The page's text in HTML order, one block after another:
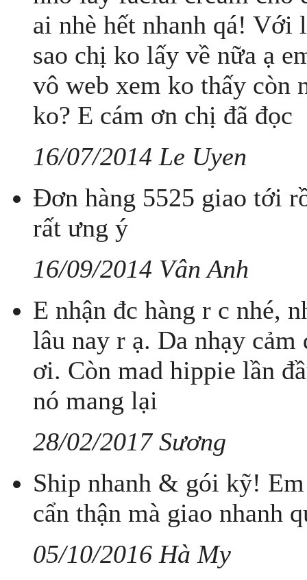
ai nhè hết nhanh qá! Với
sao chị ko lấy về nữa ạ
vô web xem ko thấy còn
ko? E cám ơn chị đã đọc
16/07/2014 Le Uyen
Đơn hàng 5525 giao tới
rất ưng ý
16/09/2014 Vân Anh
E nhận đc hàng r c nhé,
lâu nay r ạ. Da nhạy
ơi. Còn mad hippie lần
nó mang lại
28/02/2017 Sương
Ship nhanh & gói kỹ!
cẩn thận mà giao nhanh
05/10/2016 Hà My